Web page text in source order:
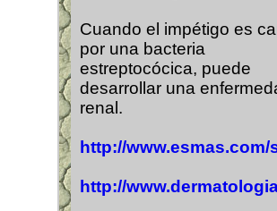
Cuando el impétigo es
por una bacteria
estreptocócica, puede
desarrollar una
renal.
http://
http://